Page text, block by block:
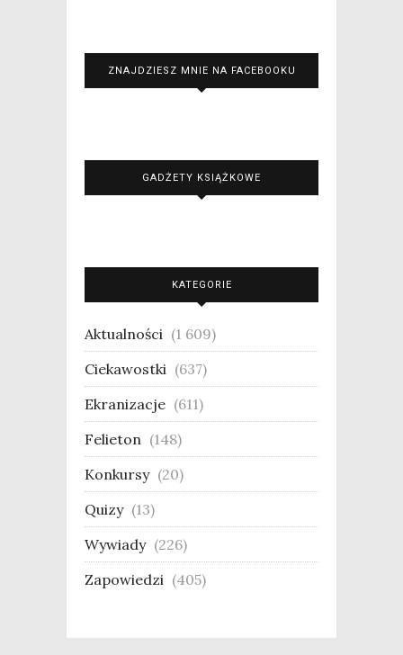
ZNAJDZIESZ MNIE NA FACEBOOKU
GADŻETY KSIĄŻKOWE
KATEGORIE
Aktualności (1 609)
Ciekawostki (637)
Ekranizacje (611)
Felieton (148)
Konkursy (20)
Quizy (13)
Wywiady (226)
Zapowiedzi (405)